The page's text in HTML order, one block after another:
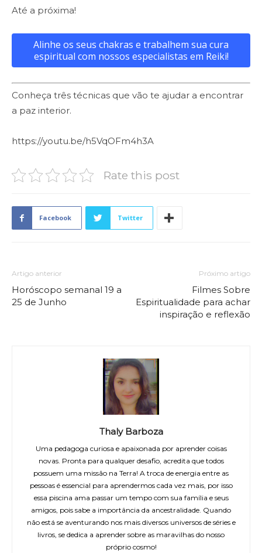
Até a próxima!
Alinhe os seus chakras e trabalhem sua cura
espiritual com nossos especialistas em Reiki!
Conheça três técnicas que vão te ajudar a encontrar
a paz interior.
https://youtu.be/h5VqOFm4h3A
Rate this post
Facebook Twitter
Artigo anterior
Horóscopo semanal 19 a
25 de Junho
Próximo artigo
Filmes Sobre
Espiritualidade para achar
inspiração e reflexão
Thaly Barboza
Uma pedagoga curiosa e apaixonada por aprender coisas
novas. Pronta para qualquer desafio, acredita que todos
possuem uma missão na Terra! A troca de energia entre as
pessoas é essencial para aprendermos cada vez mais, por isso
essa piscina ama passar um tempo com sua família e seus
amigos, pois sabe a importância da ancestralidade. Quando
não está se aventurando nos mais diversos universos de séries e
livros, se dedica a aprender sobre as maravilhas do nosso
próprio cosmo!